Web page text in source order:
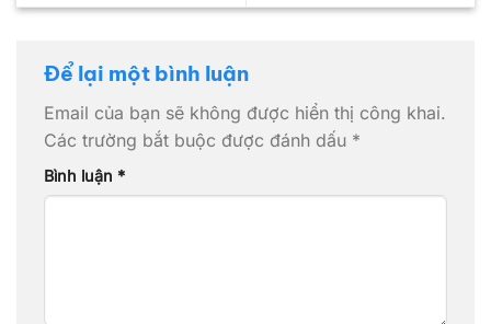
Để lại một bình luận
Email của bạn sẽ không được hiển thị công khai.
Các trường bắt buộc được đánh dấu *
Bình luận *